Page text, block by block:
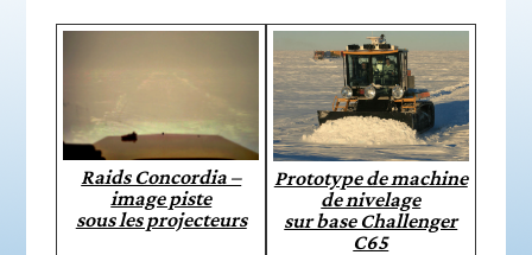
Raids Concordia –
image piste
sous les projecteurs
Prototype de machine
de nivelage
sur base Challenger
C65